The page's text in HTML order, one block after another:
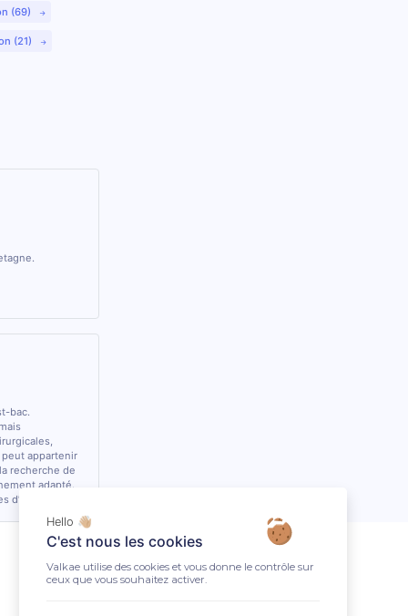
(69)
(21)
bac.
appartenir
recherche de
adapté.
Hello 👋🏼
C'est nous les cookies
Valkae utilise des cookies et vous donne le contrôle sur
ceux que vous souhaitez activer.